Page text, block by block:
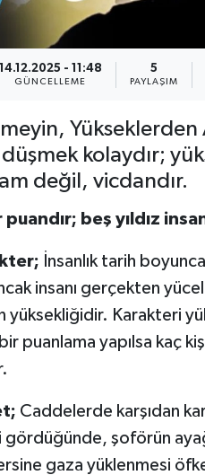
14.12.2025 - 11:48
GÜNCELLEME
5
PAYLAŞIM
Yükseklerden
kolaydır;
değil, vicdandır.
puandır; beş yıldız
İnsanlık tarih
insanı gerçekten
Karakteri
puanlama yapılsa kaç
Caddelerde karşıdan
gördüğünde, şoförün
gaza yüklenmesi